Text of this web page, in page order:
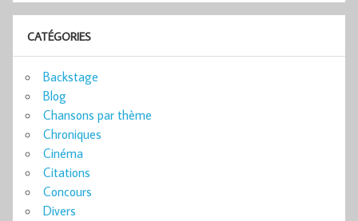
CATÉGORIES
Backstage
Blog
Chansons par thème
Chroniques
Cinéma
Citations
Concours
Divers